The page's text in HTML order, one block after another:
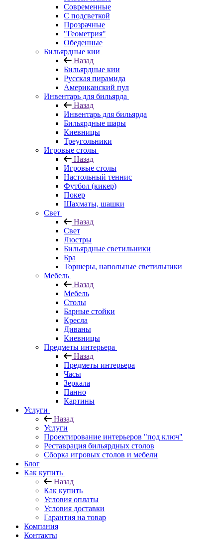
Современные
С подсветкой
Прозрачные
"Геометрия"
Обеденные
Бильярдные кии
Назад
Бильярдные кии
Русская пирамида
Американский пул
Инвентарь для бильярда
Назад
Инвентарь для бильярда
Бильярдные шары
Киевницы
Треугольники
Игровые столы
Назад
Игровые столы
Настольный теннис
Футбол (кикер)
Покер
Шахматы, шашки
Свет
Назад
Свет
Люстры
Бильярдные светильники
Бра
Торшеры, напольные светильники
Мебель
Назад
Мебель
Столы
Барные стойки
Кресла
Диваны
Киевницы
Предметы интерьера
Назад
Предметы интерьера
Часы
Зеркала
Панно
Картины
Услуги
Назад
Услуги
Проектирование интерьеров "под ключ"
Реставрация бильярдных столов
Сборка игровых столов и мебели
Блог
Как купить
Назад
Как купить
Условия оплаты
Условия доставки
Гарантия на товар
Компания
Контакты